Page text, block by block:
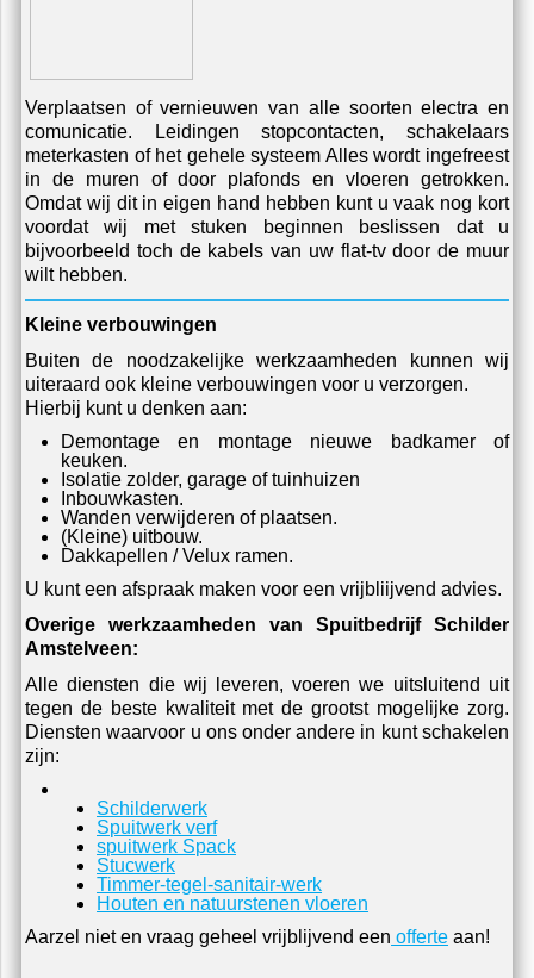
Verplaatsen of vernieuwen van alle soorten electra en
comunicatie. Leidingen stopcontacten, schakelaars
meterkasten of het gehele systeem Alles wordt ingefreest
in de muren of door plafonds en vloeren getrokken.
Omdat wij dit in eigen hand hebben kunt u vaak nog kort
bijvoorbeeld toch de kabels van uw flat-tv door de muur
wilt hebben.
Kleine verbouwingen
Buiten de noodzakelijke werkzaamheden kunnen wij
uiteraard ook kleine verbouwingen voor u verzorgen.
Hierbij kunt u denken aan:
Demontage en montage nieuwe badkamer of
keuken.
Isolatie zolder, garage of tuinhuizen
Inbouwkasten.
Wanden verwijderen of plaatsen.
(Kleine) uitbouw.
Dakkapellen / Velux ramen.
U kunt een afspraak maken voor een vrijbliijvend advies.
Overige werkzaamheden van Spuitbedrijf Schilder
Amstelveen:
Alle diensten die wij leveren, voeren we uitsluitend uit
tegen de beste kwaliteit met de grootst mogelijke zorg.
Diensten waarvoor u ons onder andere in kunt schakelen
Schilderwerk
Spuitwerk verf
spuitwerk Spack
Stucwerk
Timmer-tegel-sanitair-werk